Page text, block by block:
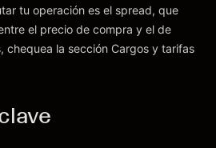
Cargos
tu operación es el spread, que
el precio de compra y el de
chequea la sección Cargos y tarifas